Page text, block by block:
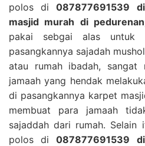
polos di087877691539
masjid murah di
pakai sebgai alas
pasangkannya sajadah
atau rumah ibadah, sangat
jamaah yang hendak
di pasangkannya karpet
membuat para jamaah
sajaddah dari rumah. Selain
polos di087877691539